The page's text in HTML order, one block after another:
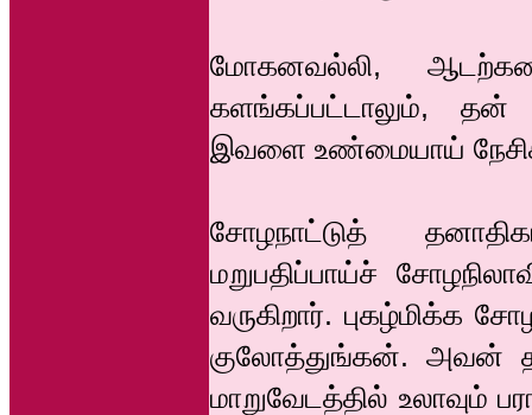
மோகனவல்லி,
களங்கப்பட்டாலும், தன்
இவளை உண்மையாய்
சோழநாட்டுத்
மறுபதிப்பாய்ச்
வருகிறார். புகழ்மிக்க
குலோத்துங்கன். அவன்
மாறுவேடத்தில் உலாவும்